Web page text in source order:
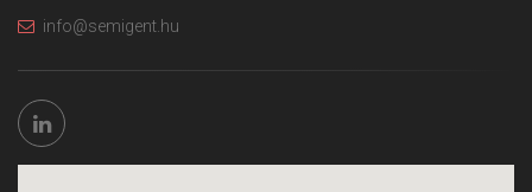
info@semigent.hu